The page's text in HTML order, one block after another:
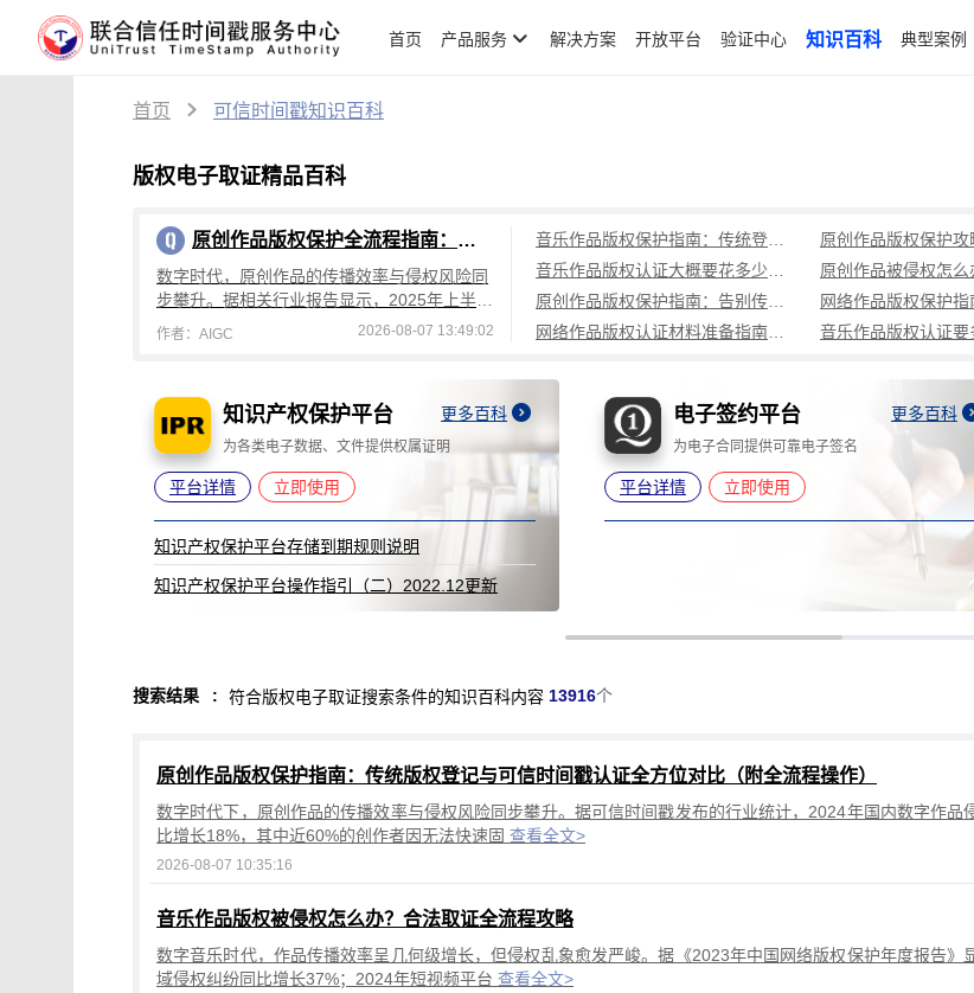
首页 产品服务 解决方案 开放平台 验证中心 知识百科 典型案例
首页 可信时间戳知识百科
版权电子取证精品百科
原创作品版权保护全流程指南：从创作到维权，可信时间戳平台操作详解
数字时代，原创作品的传播效率与侵权风险同
步攀升。据相关行业报告显示，2025年上半年
国内原创作品侵权投诉量较去年同期增长4
作者：AIGC 2026-08-07 13:49:02
知识产权保护平台 更多百科
为各类电子数据、文件提供权属证明
平台详情 立即使用
知识产权保护平台存储到期规则说明
知识产权保护平台操作指引（二）2022.12更新
电子签约平台 更多百科
为电子合同提供可靠电子签名
平台详情 立即使用
搜索结果 : 符合版权电子取证搜索条件的知识百科内容 13916个
原创作品版权保护指南：传统版权登记与可信时间戳认证全方位对比（附全流程操作）
数字时代下，原创作品的传播效率与侵权风险同步攀升。据可信时间戳发布的行业统计，2024年国内数字作品
比增长18%，其中近60%的创作者因无法快速固 查看全文>
2026-08-07 10:35:16
音乐作品版权被侵权怎么办？合法取证全流程攻略
数字音乐时代，作品传播效率呈几何级增长，但侵权乱象愈发严峻。据《2023年中国网络版权保护年度报告》
域侵权纠纷同比增长37%；2024年短视频平台 查看全文>